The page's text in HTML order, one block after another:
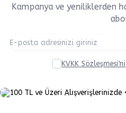
Kampanya ve yeniliklerden
KVKK Sözleşmesi'ni